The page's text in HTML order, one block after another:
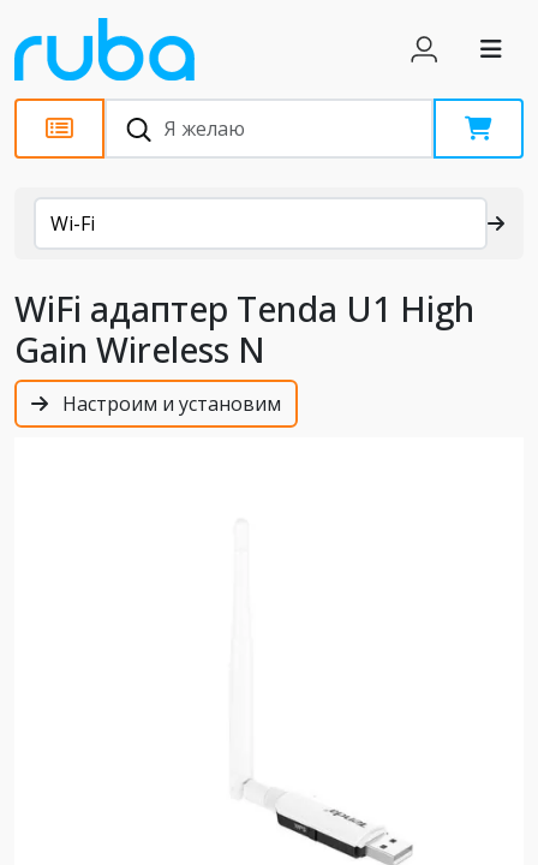
Каталог
Wi-Fi
WiFi адаптер Tenda U1 High
Gain Wireless N
Настроим и установим